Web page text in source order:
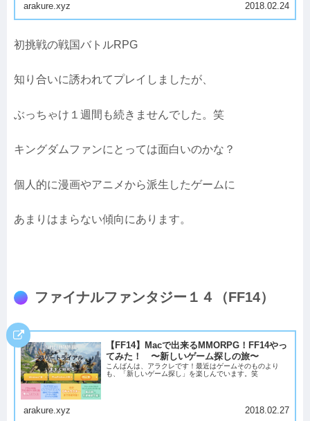
arakure.xyz 2018.02.24
初挑戦の戦国バトルRPG
知り合いに誘われてプレイしましたが、
ぶっちゃけ１週間も続きませんでした。笑
キングダムファンにとっては面白いのかな？
個人的に漫画やアニメから派生したゲームに
あまりはまらない傾向にあります。
ファイナルファンタジー１４（FF14）
【FF14】Macで出来るMMORPG！FF14やっ
てみた！ 〜新しいゲーム探しの旅〜
こんばんは、アラクレです！最近はゲームそのものより
も、「新しいゲーム探し」を楽しんでいます。笑
arakure.xyz 2018.02.27